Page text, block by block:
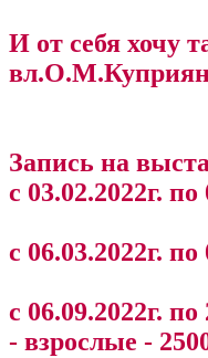
И от себя хочу
Запись на
с 03.02.2022г.
с 06.03.2022г.
с 06.09.2022г.
- взрослые -